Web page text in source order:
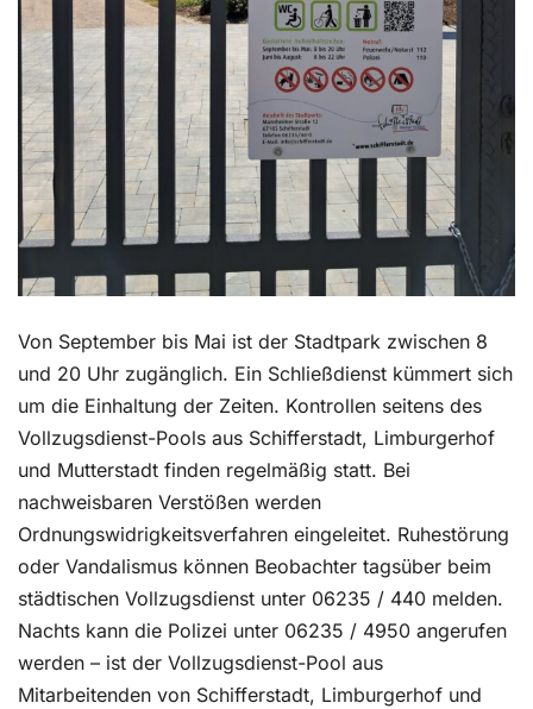
Von September bis Mai ist der Stadtpark zwischen 8
und 20 Uhr zugänglich. Ein Schließdienst kümmert sich
um die Einhaltung der Zeiten. Kontrollen seitens des
Vollzugsdienst-Pools aus Schifferstadt, Limburgerhof
und Mutterstadt finden regelmäßig statt. Bei
nachweisbaren Verstößen werden
Ordnungswidrigkeitsverfahren eingeleitet. Ruhestörung
oder Vandalismus können Beobachter tagsüber beim
städtischen Vollzugsdienst unter 06235 / 440 melden.
Nachts kann die Polizei unter 06235 / 4950 angerufen
werden – ist der Vollzugsdienst-Pool aus
Mitarbeitenden von Schifferstadt, Limburgerhof und